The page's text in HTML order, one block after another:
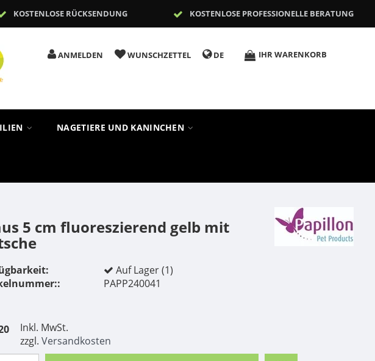
KOSTENLOSE RÜCKSENDUNG KOSTENLOSE PROFESSIONELLE BERATUNG
ANMELDEN WUNSCHZETTEL DE IHR WARENKORB
NAGETIERE UND KANINCHEN
5 cm fluoreszierend gelb mit
Auf Lager (1)
PAPP240041
Inkl. MwSt.
zzgl.Versandkosten